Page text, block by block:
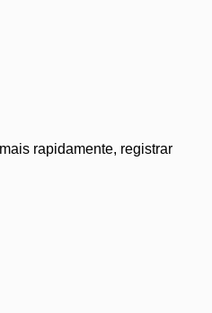
rapidamente, registrar